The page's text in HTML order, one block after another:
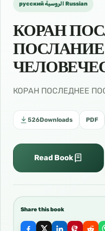
русский الروسية Russian
КОРАН
ПОСЛАНИЕ
КОРАН ПОСЛЕДНЕЕ
526Downloads PDF
Read Book
Share this book